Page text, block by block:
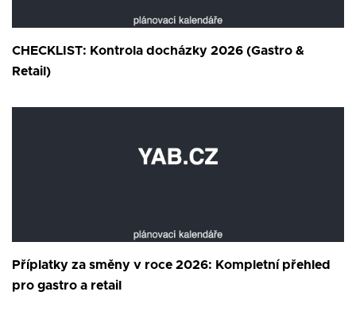
CHECKLIST: Kontrola docházky 2026 (Gastro &
Retail)
Příplatky za směny v roce 2026: Kompletní přehled
pro gastro a retail